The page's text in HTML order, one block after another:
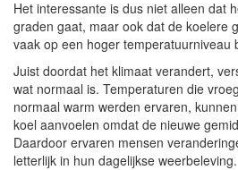
Het interessante is dus niet alleen dat
graden gaat, maar ook dat de koelere
vaak op een hoger temperatuurniveau
Juist doordat het klimaat verandert,
wat normaal is. Temperaturen die
normaal warm werden ervaren,
koel aanvoelen omdat de nieuwe
Daardoor ervaren mensen
letterlijk in hun dagelijkse weerbeleving.